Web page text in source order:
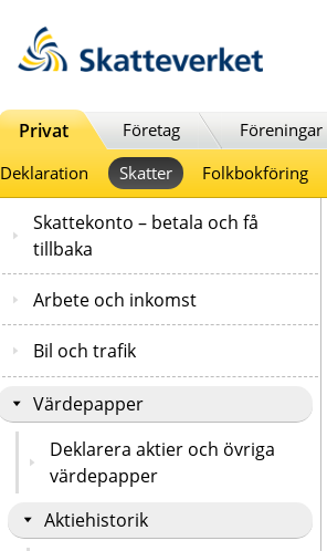
Privat Företag Föreningar
Deklaration
Skatter Folkbokföring
Skattekonto – betala och få
tillbaka
Arbete och inkomst
Bil och trafik
Värdepapper
Deklarera aktier och övriga
värdepapper
Aktiehistorik